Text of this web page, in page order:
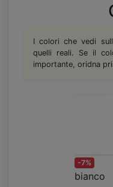
I colori che vedi
quelli reali. Se il
importante, oridna
-7%
bianco